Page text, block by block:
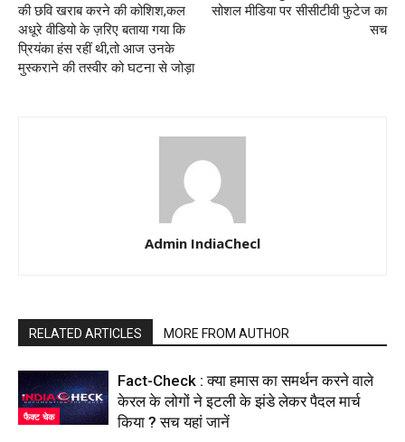
की छवि खराब करने की कोशिश,कल
अधूरे वीडियो के ज़रिए बताया गया कि
प्रियंका हंस रहीं थी,तो आज उनके
मुस्कराने की तस्वीर को घटना से जोड़ा
सोशल मीडिया पर सीसीटीवी फुटेज का
सच
Admin IndiaChecl
RELATED ARTICLES MORE FROM AUTHOR
फैक्ट चेक
Fact-Check : क्या हमास का समर्थन करने वाले
केरल के लोगों ने इटली के झंडे लेकर पैदल मार्च
किया ? सच यहां जानें